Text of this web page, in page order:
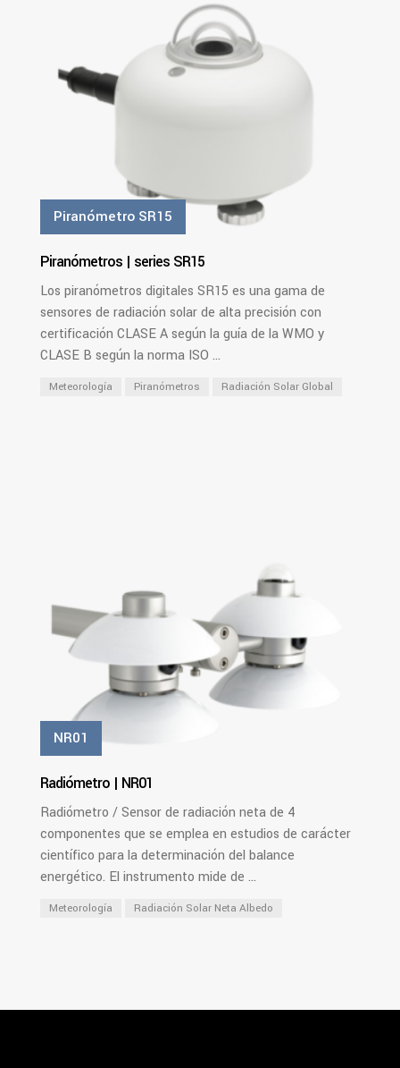
Piranómetro SR15
Piranómetros | series SR15
Los piranómetros digitales SR15 es una gama de
sensores de radiación solar de alta precisión con
certificación CLASE A según la guía de la WMO y
CLASE B según la norma ISO ...
Meteorología Piranómetros Radiación Solar Global
NR01
Radiómetro | NR01
Radiómetro / Sensor de radiación neta de 4
componentes que se emplea en estudios de carácter
científico para la determinación del balance
energético. El instrumento mide de ...
Meteorología Radiación Solar Neta Albedo